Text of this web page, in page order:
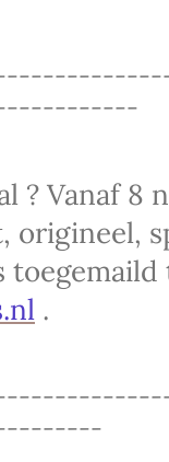
? Vanaf 8
origineel,
.